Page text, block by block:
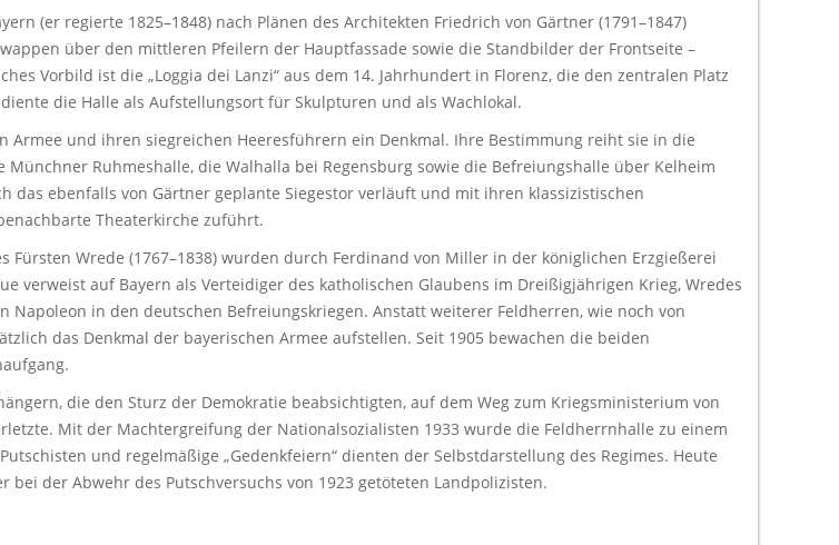
(er regierte 1825–1848) nach Plänen des Architekten Friedrich von Gärtner (1791–1847)
über den mittleren Pfeilern der Hauptfassade sowie die Standbilder der Frontseite –
Vorbild ist die „Loggia dei Lanzi“ aus dem 14. Jahrhundert in Florenz, die den zentralen Platz
die Halle als Aufstellungsort für Skulpturen und als Wachlokal.
und ihren siegreichen Heeresführern ein Denkmal. Ihre Bestimmung reiht sie in die
Ruhmeshalle, die Walhalla bei Regensburg sowie die Befreiungshalle über Kelheim
ebenfalls von Gärtner geplante Siegestor verläuft und mit ihren klassizistischen
Theaterkirche zuführt.
Wrede (1767–1838) wurden durch Ferdinand von Miller in der königlichen Erzgießerei
verweist auf Bayern als Verteidiger des katholischen Glaubens im Dreißigjährigen Krieg, Wredes
in den deutschen Befreiungskriegen. Anstatt weiterer Feldherren, wie noch von
das Denkmal der bayerischen Armee aufstellen. Seit 1905 bewachen die beiden
die den Sturz der Demokratie beabsichtigten, auf dem Weg zum Kriegsministerium von
Mit der Machtergreifung der Nationalsozialisten 1933 wurde die Feldherrnhalle zu einem
und regelmäßige „Gedenkfeiern“ dienten der Selbstdarstellung des Regimes. Heute
der Abwehr des Putschversuchs von 1923 getöteten Landpolizisten.